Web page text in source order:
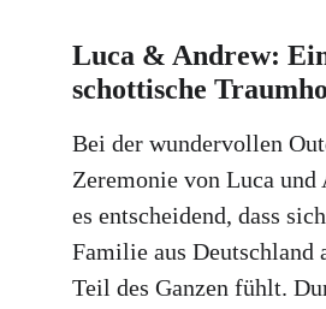
Luca & Andrew:
schottische
Bei der wundervollen
Zeremonie von Luca und
es entscheidend, dass
Familie aus Deutschland
Teil des Ganzen fühlt.